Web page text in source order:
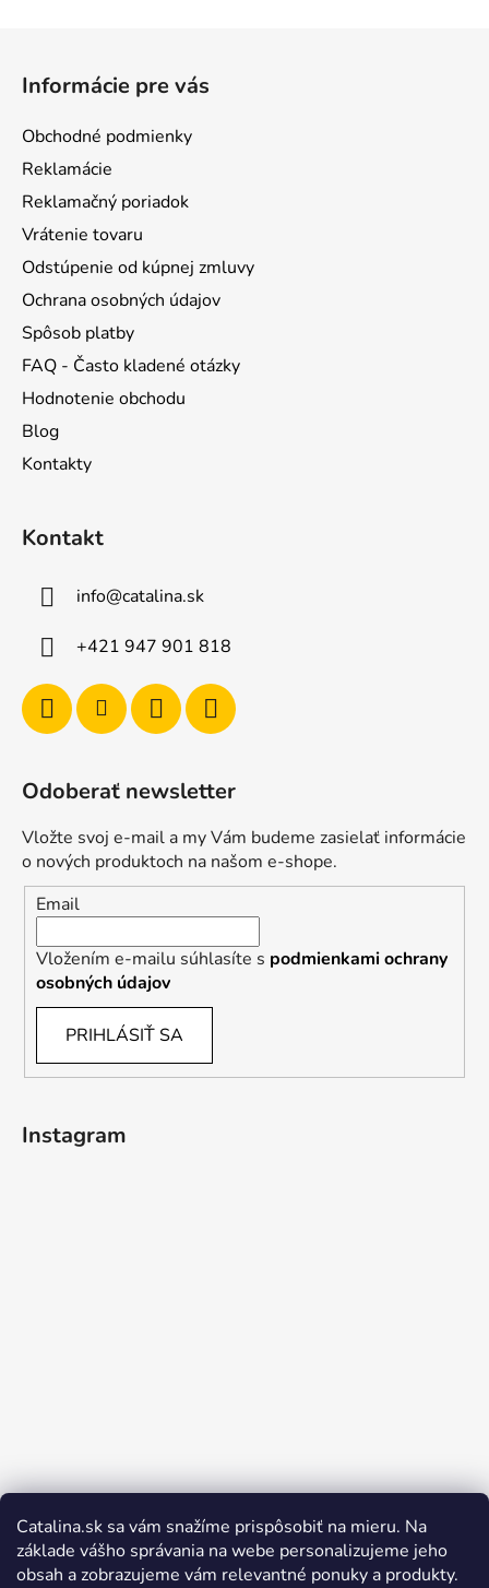
Catalina.sk sa vám snažíme prispôsobiť na mieru. Na
základe vášho správania na webe personalizujeme jeho
obsah a zobrazujeme vám relevantné ponuky a produkty.
Informácie pre vás
Obchodné podmienky
Reklamácie
Reklamačný poriadok
Vrátenie tovaru
Odstúpenie od kúpnej zmluvy
Ochrana osobných údajov
Spôsob platby
FAQ - Často kladené otázky
Hodnotenie obchodu
Blog
Kontakty
Kontakt
info@catalina.sk
+421 947 901 818
Odoberať newsletter
Vložte svoj e-mail a my Vám budeme zasielať informácie
o nových produktoch na našom e-shope.
Email
Vložením e-mailu súhlasíte s podmienkami ochrany
osobných údajov
PRIHLÁSIŤ SA
Instagram
Sledovať na Instagrame